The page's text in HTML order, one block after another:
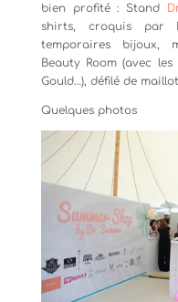
bien profité : Stand
shirts, croquis par
temporaires bijoux,
Beauty Room (avec
Gould…), défilé de
Quelques photos